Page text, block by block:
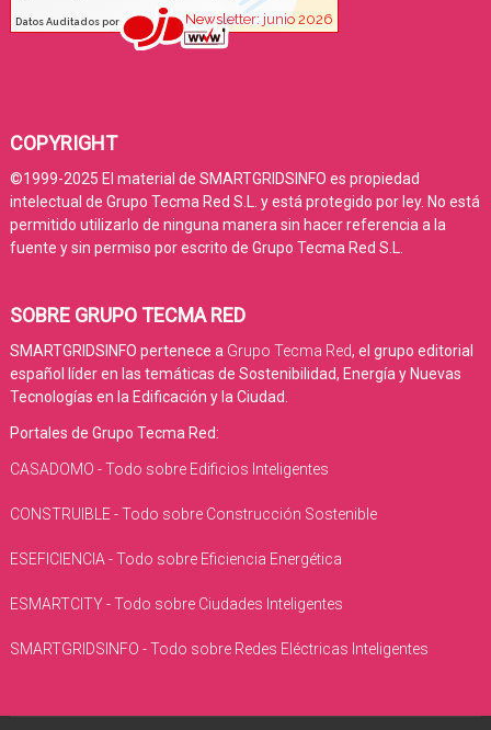
COPYRIGHT
©1999-2025 El material de SMARTGRIDSINFO es propiedad
intelectual de Grupo Tecma Red S.L. y está protegido por ley. No está
permitido utilizarlo de ninguna manera sin hacer referencia a la
fuente y sin permiso por escrito de Grupo Tecma Red S.L.
SOBRE GRUPO TECMA RED
SMARTGRIDSINFO pertenece a Grupo Tecma Red, el grupo editorial
español líder en las temáticas de Sostenibilidad, Energía y Nuevas
Tecnologías en la Edificación y la Ciudad.
Portales de Grupo Tecma Red:
CASADOMO - Todo sobre Edificios Inteligentes
CONSTRUIBLE - Todo sobre Construcción Sostenible
ESEFICIENCIA - Todo sobre Eficiencia Energética
ESMARTCITY - Todo sobre Ciudades Inteligentes
SMARTGRIDSINFO - Todo sobre Redes Eléctricas Inteligentes